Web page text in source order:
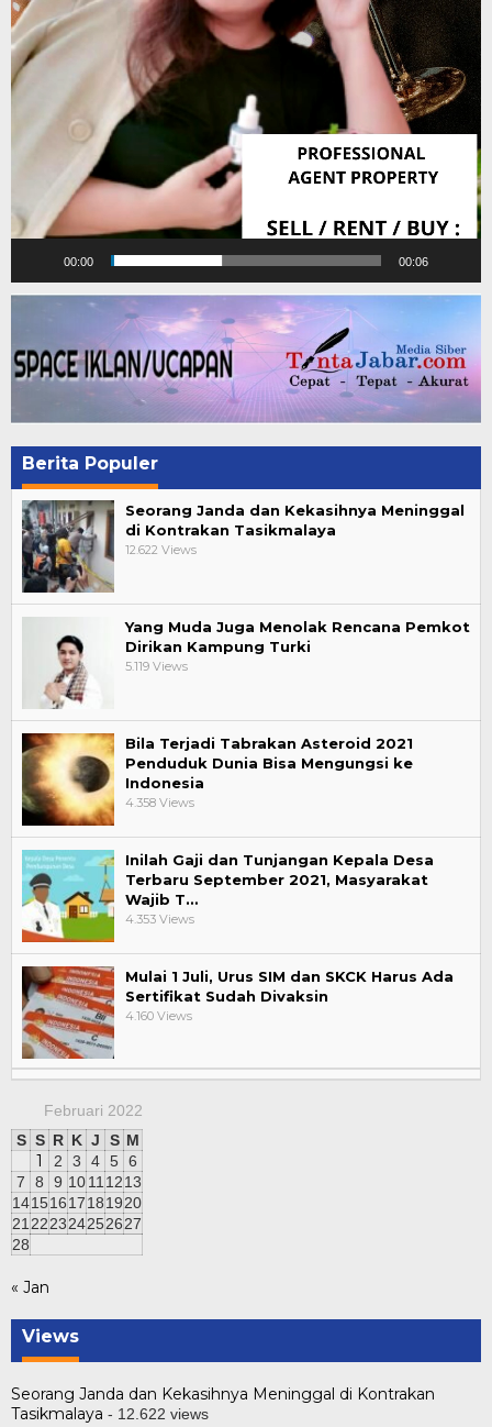
00:00 00:06
Berita Populer
Seorang Janda dan Kekasihnya Meninggal
di Kontrakan Tasikmalaya
12.622 Views
Yang Muda Juga Menolak Rencana Pemkot
Dirikan Kampung Turki
5.119 Views
Bila Terjadi Tabrakan Asteroid 2021
Penduduk Dunia Bisa Mengungsi ke
Indonesia
4.358 Views
Inilah Gaji dan Tunjangan Kepala Desa
Terbaru September 2021, Masyarakat
Wajib T…
4.353 Views
Mulai 1 Juli, Urus SIM dan SKCK Harus Ada
Sertifikat Sudah Divaksin
4.160 Views
Februari 2022
S S R K J S M
1 2 3 4 5 6
7
8 9 1011 1213
14151617181920
21 222324252627
28
« Jan
Views
Seorang Janda dan Kekasihnya Meninggal di Kontrakan
Tasikmalaya - 12.622 views